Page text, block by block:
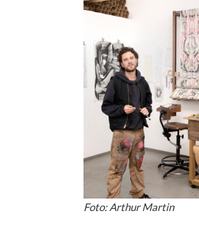
Foto: Arthur Martin